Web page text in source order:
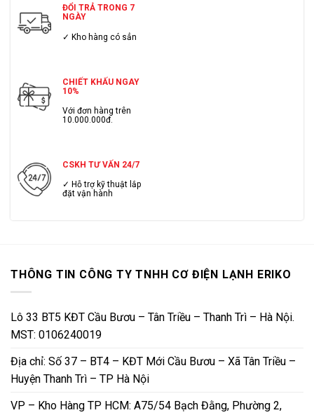
ĐỔI TRẢ TRONG 7
NGÀY
✓ Kho hàng có sẳn
CHIẾT KHẤU NGAY
10%
Với đơn hàng trên
10.000.000đ.
CSKH TƯ VẤN 24/7
✓ Hỗ trợ kỹ thuật lắp
đặt vận hành
THÔNG TIN CÔNG TY TNHH CƠ ĐIỆN LẠNH ERIKO
Lô 33 BT5 KĐT Cầu Bươu – Tân Triều – Thanh Trì – Hà Nội.
MST: 0106240019
Địa chỉ: Số 37 – BT4 – KĐT Mới Cầu Bươu – Xã Tân Triều –
Huyện Thanh Trì – TP Hà Nội
VP – Kho Hàng TP HCM: A75/54 Bạch Đằng, Phường 2,